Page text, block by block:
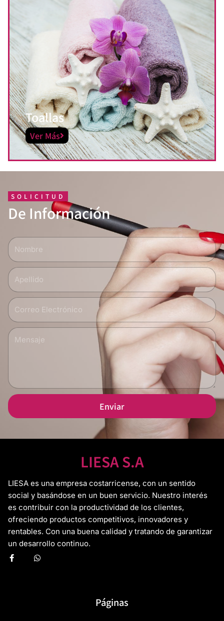
Toallas
Ver Más
SOLICITUD
De Información
Enviar
LIESA S.A
LIESA es una empresa costarricense, con un sentido
social y basándose en un buen servicio. Nuestro interés
es contribuir con la productividad de los clientes,
ofreciendo productos competitivos, innovadores y
rentables. Con una buena calidad y tratando de garantizar
un desarrollo continuo.
Páginas